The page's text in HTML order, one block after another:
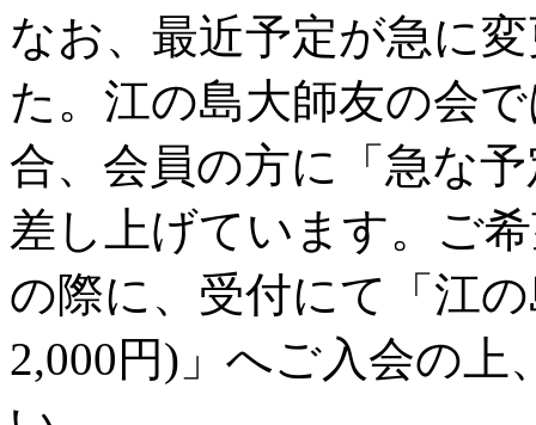
なお、最近予定が急に
た。江の島大師友の会
合、会員の方に「急な
差し上げています。ご
の際に、受付にて「江
2,000円)」へご入会の